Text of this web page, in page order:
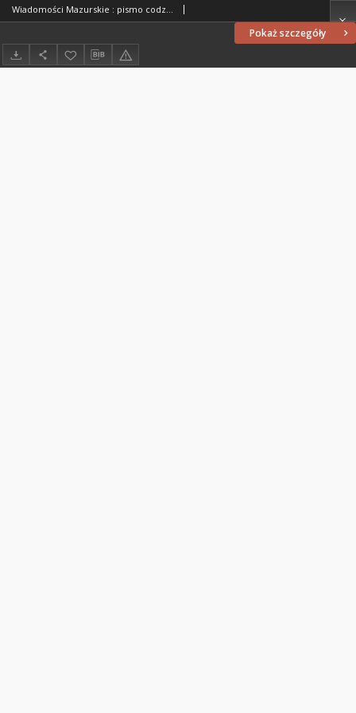
Pokaż szczegóły
Wiadomości Mazurskie : pismo codzienne. 1946 (R. 2), nr 244 (255)